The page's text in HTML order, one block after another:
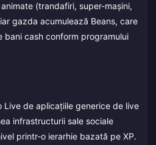
(trandafiri, super-mașini,
gazda acumulează Beans, care
bani cash conform programului
Live de aplicațiile generice de live
infrastructurii sale sociale
printr-o ierarhie bazată pe XP.